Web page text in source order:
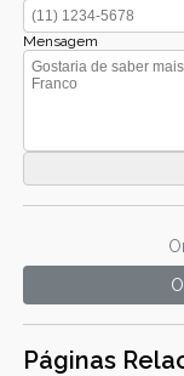
Mensagem
Páginas